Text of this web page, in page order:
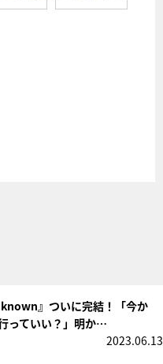
』ついに完結！「今か
っていい？」明か…
2023.06.13